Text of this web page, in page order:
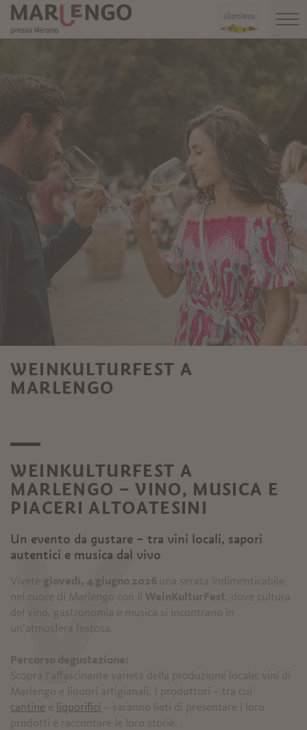
WEINKULTURFEST A
MARLENGO
WEINKULTURFEST A
MARLENGO – VINO, MUSICA E
PIACERI ALTOATESINI
Un evento da gustare – tra vini locali, sapori
autentici e musica dal vivo
Vivete giovedì, 4 giugno 2026 una serata indimenticabile
nel cuore di Marlengo con il WeinKulturFest , dove cultura
del vino, gastronomia e musica si incontrano in
un’atmosfera festosa.
Percorso degustazione:
Scopra l’affascinante varietà della produzione locale: vini di
Marlengo e liquori artigianali. I produttori – tra cui
cantine e liquorifici – saranno lieti di presentare i loro
prodotti e raccontare le loro storie.